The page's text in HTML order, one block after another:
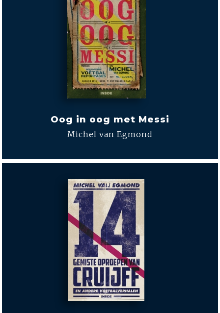
Oog in oog met Messi
Michel van Egmond